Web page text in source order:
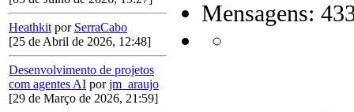
Heathkit por SerraCabo
[25 de Abril de 2026, 12:48]
Desenvolvimento de projetos
com agentes AI porjm_araujo
[29 de Março de 2026, 21:59]
Mensagens: